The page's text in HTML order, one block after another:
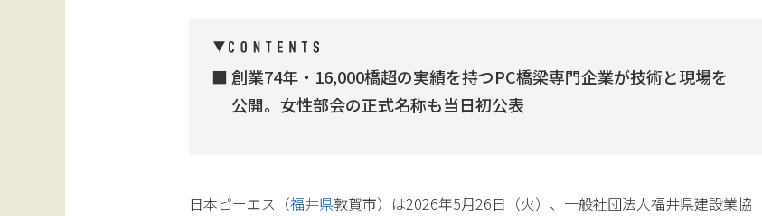
創業74年・16,000橋超の実績を持つPC橋梁専門企業が技術と現場を
公開。女性部会の正式名称も当日初公表
日本ピーエス（福井県敦賀市）は2026年5月26日（火）、一般社団法人福井県建設業協